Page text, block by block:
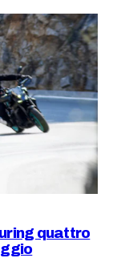
quattro